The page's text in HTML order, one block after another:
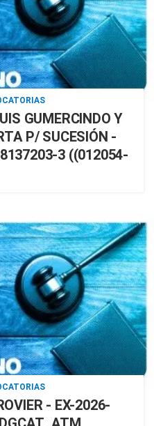
GUMERCINDO Y
P/ SUCESIÓN -
3 ((012054-
- EX-2026-